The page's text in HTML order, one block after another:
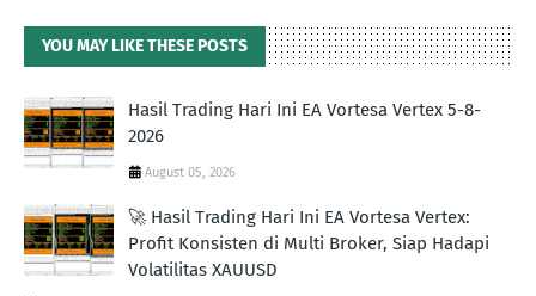
YOU MAY LIKE THESE POSTS
Hasil Trading Hari Ini EA Vortesa Vertex 5-8-
2026
August 05, 2026
🚀 Hasil Trading Hari Ini EA Vortesa Vertex:
Profit Konsisten di Multi Broker, Siap Hadapi
Volatilitas XAUUSD